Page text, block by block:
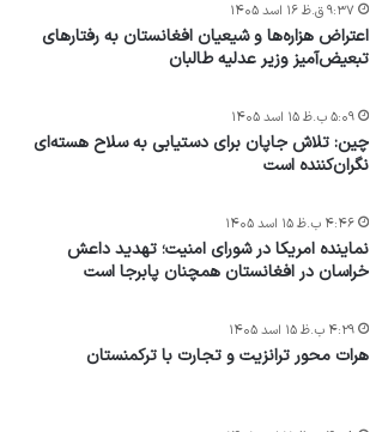
اعتراض هزاره‌ها و شیعیان افغانستان به رفتارهای
تبعیض‌آمیز وزیر عدلیه طالبان
۹:۳۷ ق.ظ ۱۶ اسد ۱۴۰۵
چین: تلاش جاپان برای دستیابی به سلاح هسته‌ای
نگران‌کننده است
۵:۰۹ ب.ظ ۱۵ اسد ۱۴۰۵
نماینده امریکا در شورای امنیت؛ تهدید داعش
خراسان در افغانستان همچنان پابرجا است
۴:۴۶ ب.ظ ۱۵ اسد ۱۴۰۵
هرات محور ترانزیت و تجارت با ترکمنستان
۴:۲۹ ب.ظ ۱۵ اسد ۱۴۰۵